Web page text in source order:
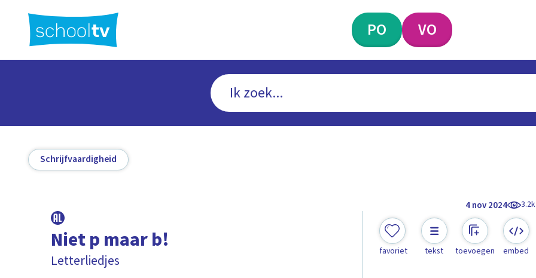
hoofdinhoud
PO VO
Schrijfvaardigheid
4 nov 2024 3.2k
Niet p maar b!
Letterliedjes
favoriet tekst toevoegen embed